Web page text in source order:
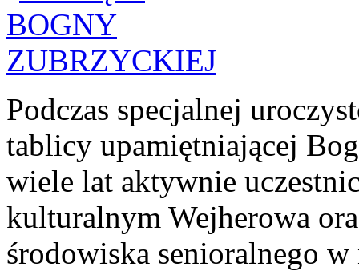
Podczas specjalnej
tablicy upamiętniającej
wiele lat aktywnie
kulturalnym Wejherowa
środowiska senioralnego w